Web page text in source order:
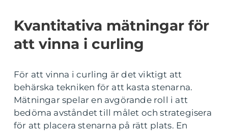
Kvantitativa mätningar för
att vinna i curling
För att vinna i curling är det viktigt att
behärska tekniken för att kasta stenarna.
Mätningar spelar en avgörande roll i att
bedöma avståndet till målet och strategisera
för att placera stenarna på rätt plats. En